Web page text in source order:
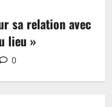
sa relation avec
lieu »
0